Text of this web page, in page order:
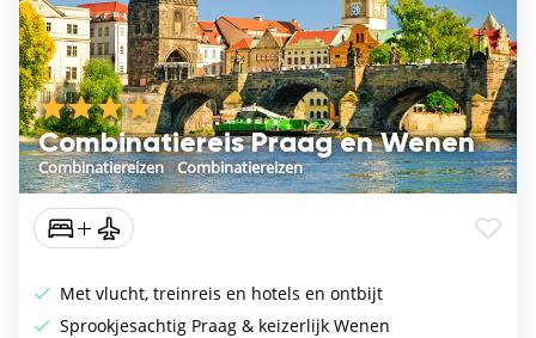
Combinatiereis Praag en Wenen
Combinatiereizen/Combinatiereizen
Met vlucht, treinreis en hotels en ontbijt
Sprookjesachtig Praag & keizerlijk Wenen